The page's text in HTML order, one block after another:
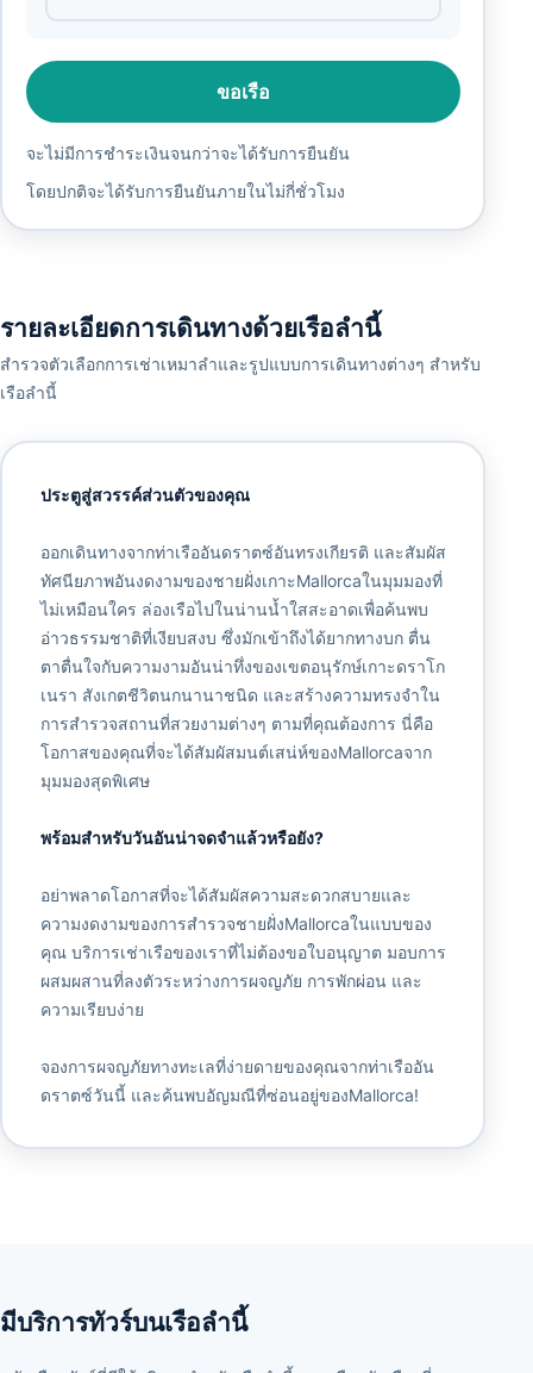
ขอเรือ
จะไม่มีการชำระเงินจนกว่าจะได้รับการยืนยัน
โดยปกติจะได้รับการยืนยันภายในไม่กี่ชั่วโมง
รายละเอียดการเดินทางด้วยเรือลำนี้
สำรวจตัวเลือกการเช่าเหมาลำและรูปแบบการเดินทางต่างๆ สำหรับ
เรือลำนี้
ประตูสู่สวรรค์ส่วนตัวของคุณ
ออกเดินทางจากท่าเรืออันดราตซ์อันทรงเกียรติ และสัมผัส
ทัศนียภาพอันงดงามของชายฝั่งเกาะMallorcaในมุมมองที่
ไม่เหมือนใคร ล่องเรือไปในน่านน้ำใสสะอาดเพื่อค้นพบ
อ่าวธรรมชาติที่เงียบสงบ ซึ่งมักเข้าถึงได้ยากทางบก ตื่น
ตาตื่นใจกับความงามอันน่าทึ่งของเขตอนุรักษ์เกาะดราโก
เนรา สังเกตชีวิตนกนานาชนิด และสร้างความทรงจำใน
การสำรวจสถานที่สวยงามต่างๆ ตามที่คุณต้องการ นี่คือ
โอกาสของคุณที่จะได้สัมผัสมนต์เสน่ห์ของMallorcaจาก
มุมมองสุดพิเศษ
พร้อมสำหรับวันอันน่าจดจำแล้วหรือยัง?
อย่าพลาดโอกาสที่จะได้สัมผัสความสะดวกสบายและ
ความงดงามของการสำรวจชายฝั่งMallorcaในแบบของ
คุณ บริการเช่าเรือของเราที่ไม่ต้องขอใบอนุญาต มอบการ
ผสมผสานที่ลงตัวระหว่างการผจญภัย การพักผ่อน และ
ความเรียบง่าย
จองการผจญภัยทางทะเลที่ง่ายดายของคุณจากท่าเรืออัน
ดราตซ์วันนี้ และค้นพบอัญมณีที่ซ่อนอยู่ของMallorca!
มีบริการทัวร์บนเรือลำนี้